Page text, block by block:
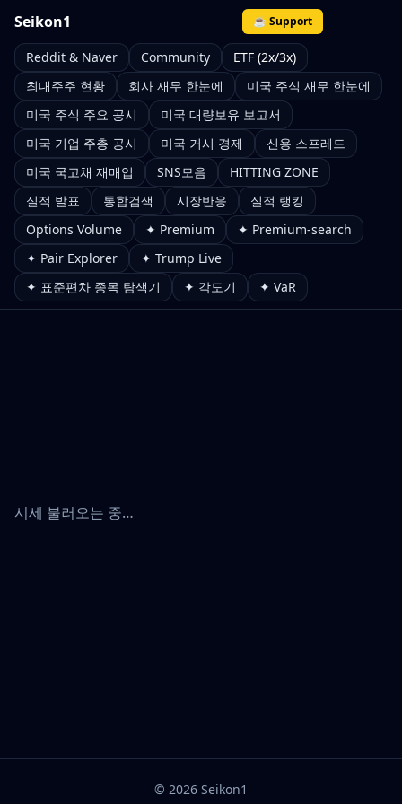
Seikon1 ☕ Support
Reddit & Naver Community
ETF (2x/3x)
최대주주 현황
회사 재무 한눈에
미국 주식 재무 한눈에
미국 주식 주요 공시
미국 대량보유 보고서
미국 기업 주총 공시
미국 거시 경제
신용 스프레드
미국 국고채 재매입
SNS모음
HITTING ZONE
실적 발표
통합검색 시장반응
실적 랭킹
Options Volume
✦ Premium
✦ Premium-search
✦ Pair Explorer
✦ Trump Live
✦ 표준편차 종목 탐색기
✦ 각도기 ✦ VaR
시세 불러오는 중…
© 2026 Seikon1